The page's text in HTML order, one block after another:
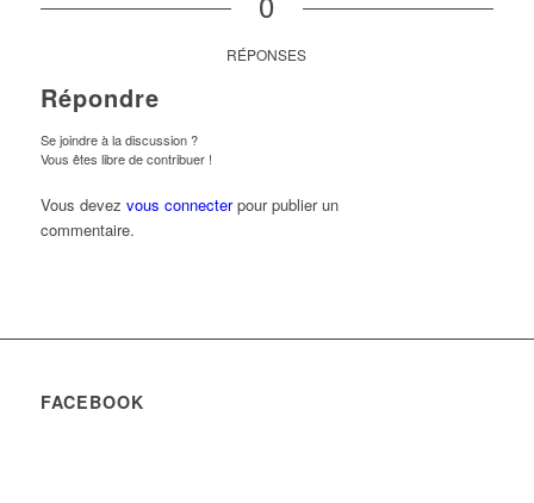
RÉPONSES
Répondre
Se joindre à la discussion ?
Vous êtes libre de contribuer !
Vous devez vous connecterpour publier un
commentaire.
FACEBOOK